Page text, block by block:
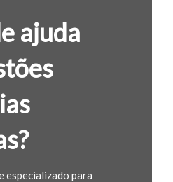
ajuda
especializado para